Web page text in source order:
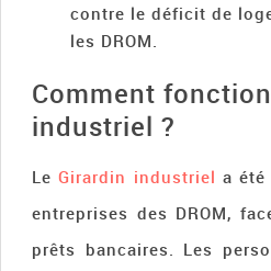
contre le déficit de
les DROM.
Comment
industriel ?
LeGirardin industriel a
entreprises des DROM,
prêts bancaires. Les